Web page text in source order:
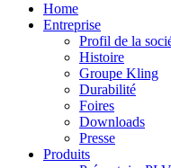
Home
Entreprise
Profil de la
Histoire
Groupe Kling
Durabilité
Foires
Downloads
Presse
Produits